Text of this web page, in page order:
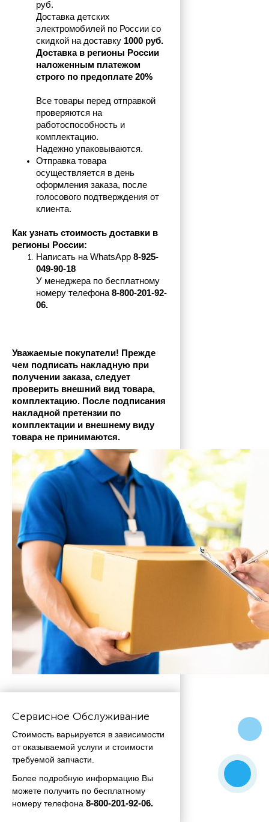
руб.
Доставка детских
электромобилей по России со
скидкой на доставку 1000 руб.
Доставка в регионы России
наложенным платежом
строго по предоплате 20%
Все товары перед отправкой
проверяются на
работоспособность и
комплектацию.
Надежно упаковываются.
Отправка товара
осуществляется в день
оформления заказа, после
голосового подтверждения от
клиента.
Как узнать стоимость доставки в
регионы России:
Написать на WhatsApp 8-925-
049-90-18
У менеджера по бесплатному
номеру телефона 8-800-201-92-
06.
Уважаемые покупатели! Прежде
чем подписать накладную при
получении заказа, следует
проверить внешний вид товара,
комплектацию. После подписания
накладной претензии по
комплектации и внешнему виду
товара не принимаются.
Сервисное Обслуживание
Стоимость варьируется в зависимости
от оказываемой услуги и стоимости
требуемой запчасти.
Более подробную информацию Вы
можете получить по бесплатному
номеру телефона 8-800-201-92-06.